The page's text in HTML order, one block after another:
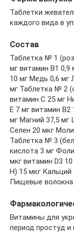
Таблетки
каждого вида в
Состав
Таблетка № 1
мг витамин B1
10 мг Медь 0,6 мг
мг Таблетка № 2
витамин C 25 мг
Е 7 мг витамин B2
мг Магний 37,5 мг
Селен 20 мкг
Таблетка № 3
кислота 3 мг
мкг витамин D3
H) 15 мкг
Пищевые волокна
Витамины для
период простуд и